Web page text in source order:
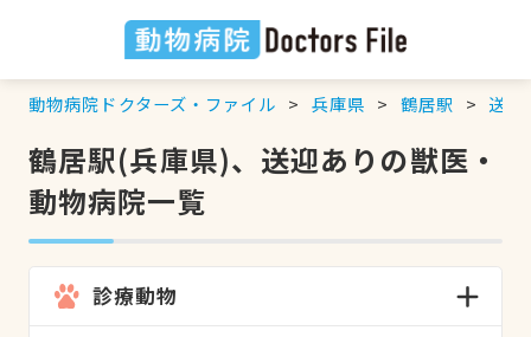
動物病院ドクターズ・ファイル 兵庫県 鶴居駅 送迎
鶴居駅(兵庫県)、送迎ありの獣医・
動物病院一覧
診療動物